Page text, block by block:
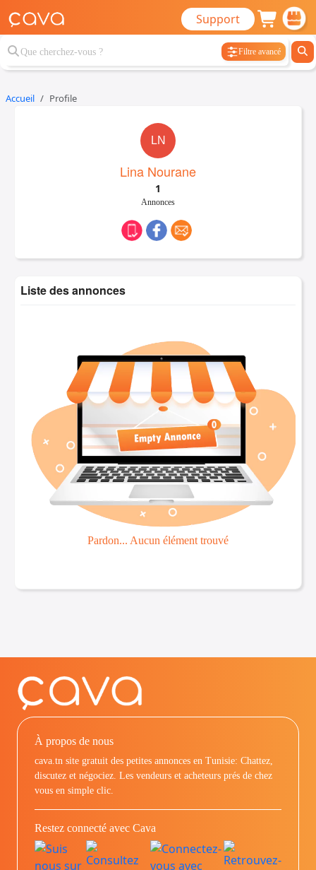
Support
Filtre avancé
Accueil Profile
LN
Lina Nourane
1
Annonces
Liste des annonces
Pardon... Aucun élément trouvé
À propos de nous
cava.tn site gratuit des petites annonces en Tunisie: Chattez,
discutez et négociez. Les vendeurs et acheteurs prés de chez
vous en simple clic.
Restez connecté avec Cava